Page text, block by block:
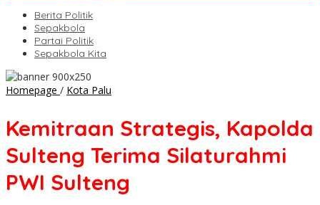
Berita Politik
Sepakbola
Partai Politik
Sepakbola Kita
Homepage / Kota Palu
Sulteng
Silaturahmi
Sulteng
Kemitraan Strategis, Kapolda
Sulteng Terima Silaturahmi
PWI Sulteng